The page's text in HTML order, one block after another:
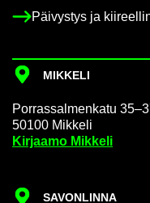
Päi­vys­tys ja
MIK­KE­LI
Por­ras­sal­men­ka­tu
50100 Mik­ke­li
Kir­jaa­mo Mik­ke­li
SA­VON­LIN­NA